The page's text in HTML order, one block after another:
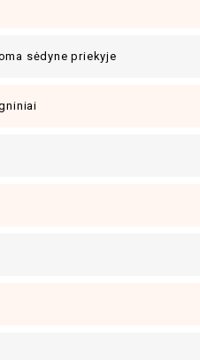
sėdyne priekyje